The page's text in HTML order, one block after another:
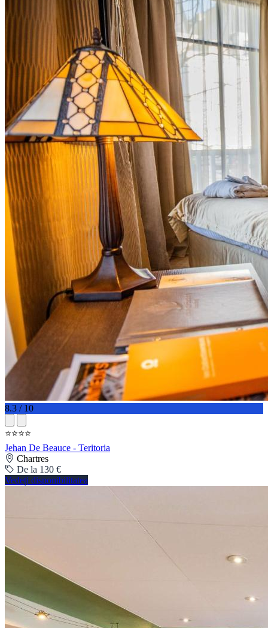
8.3 / 10
⭐⭐⭐⭐
Jehan De Beauce - Teritoria
Chartres
De la 130 €
Vedeți disponibilitatea